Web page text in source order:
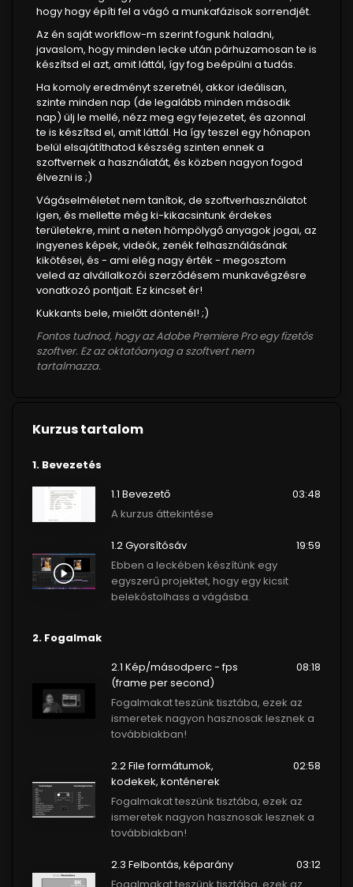
hogy hogy építi fel a vágó a munkafázisok sorrendjét.
Az én saját workflow-m szerint fogunk haladni,
javaslom, hogy minden lecke után párhuzamosan te is
készítsd el azt, amit láttál, így fog beépülni a tudás.
Ha komoly eredményt szeretnél, akkor ideálisan,
szinte minden nap (de legalább minden második
nap) ülj le mellé, nézz meg egy fejezetet, és azonnal
te is készítsd el, amit láttál. Ha így teszel egy hónapon
belül elsajátíthatod készség szinten ennek a
szoftvernek a használatát, és közben nagyon fogod
élvezni is ;)
Vágáselméletet nem tanítok, de szoftverhasználatot
igen, és mellette még ki-kikacsintunk érdekes
területekre, mint a neten hömpölygő anyagok jogai, az
ingyenes képek, videók, zenék felhasználásának
kikötései, és - ami elég nagy érték - megosztom
veled az alvállalkozói szerződésem munkavégzésre
vonatkozó pontjait. Ez kincset ér!
Kukkants bele, mielőtt döntenél! ;)
Fontos tudnod, hogy az Adobe Premiere Pro egy fizetős
szoftver. Ez az oktatóanyag a szoftvert nem
tartalmazza.
Kurzus tartalom
1. Bevezetés
1.1 Bevezető
03:48
A kurzus áttekintése
1.2 Gyorsítósáv
19:59
Ebben a leckében készítünk egy
egyszerű projektet, hogy egy kicsit
belekóstolhass a vágásba.
2. Fogalmak
2.1 Kép/másodperc - fps
(frame per second)
08:18
Fogalmakat teszünk tisztába, ezek az
ismeretek nagyon hasznosak lesznek a
továbbiakban!
2.2 File formátumok,
kodekek, konténerek
02:58
Fogalmakat teszünk tisztába, ezek az
ismeretek nagyon hasznosak lesznek a
továbbiakban!
2.3 Felbontás, képarány
03:12